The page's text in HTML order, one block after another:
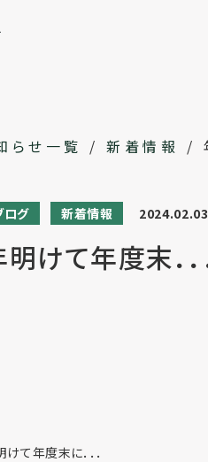
らせ一覧 / 新着情報 /
ログ 新着情報 2024.02.03
けて年度末．．
て年度末に．．．